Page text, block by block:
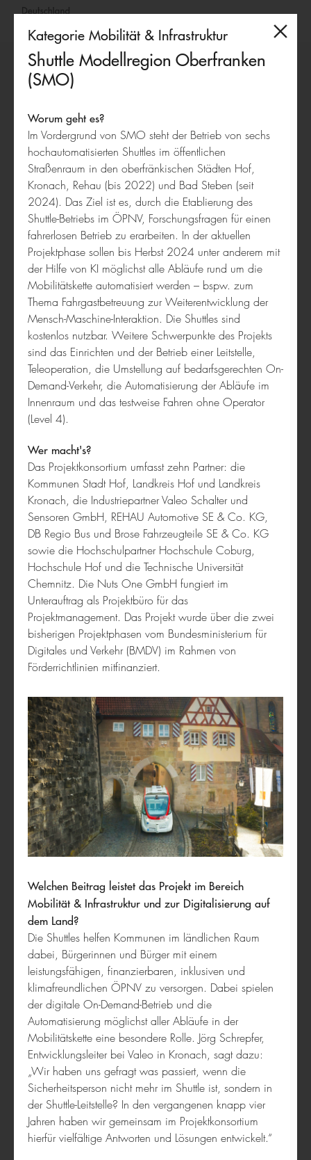
Deutschland
Land
Ideen
Shuttle
Modellregion
Oberfranken
(SMO)
Wettbewerb 2024
Bildung
Discover Beyond Borders
Mobile Scheune
Wissenswerkstatt Schweinfurt e.V.
bring-together
DLRG Trainer-App
Museum Virtuell
Kategorie Mobilität & Infrastruktur
Shuttle Modellregion Oberfranken
(SMO)
Worum geht es?
Im Vordergrund von SMO steht der Betrieb von sechs
hochautomatisierten Shuttles im öffentlichen
Straßenraum in den oberfränkischen Städten Hof,
Kronach, Rehau (bis 2022) und Bad Steben (seit
2024). Das Ziel ist es, durch die Etablierung des
Shuttle-Betriebs im ÖPNV, Forschungsfragen für einen
fahrerlosen Betrieb zu erarbeiten. In der aktuellen
Projektphase sollen bis Herbst 2024 unter anderem mit
der Hilfe von KI möglichst alle Abläufe rund um die
Mobilitätskette automatisiert werden – bspw. zum
Thema Fahrgastbetreuung zur Weiterentwicklung der
Mensch-Maschine-Interaktion. Die Shuttles sind
kostenlos nutzbar. Weitere Schwerpunkte des Projekts
sind das Einrichten und der Betrieb einer Leitstelle,
Teleoperation, die Umstellung auf bedarfsgerechten On-
Demand-Verkehr, die Automatisierung der Abläufe im
Innenraum und das testweise Fahren ohne Operator
(Level 4).
Wer macht's?
Das Projektkonsortium umfasst zehn Partner: die
Kommunen Stadt Hof, Landkreis Hof und Landkreis
Kronach, die Industriepartner Valeo Schalter und
Sensoren GmbH, REHAU Automotive SE & Co. KG,
DB Regio Bus und Brose Fahrzeugteile SE & Co. KG
sowie die Hochschulpartner Hochschule Coburg,
Hochschule Hof und die Technische Universität
Chemnitz. Die Nuts One GmbH fungiert im
Unterauftrag als Projektbüro für das
Projektmanagement. Das Projekt wurde über die zwei
bisherigen Projektphasen vom Bundesministerium für
Digitales und Verkehr (BMDV) im Rahmen von
Förderrichtlinien mitfinanziert.
Welchen Beitrag leistet das Projekt im Bereich
Mobilität & Infrastruktur und zur Digitalisierung auf
dem Land?
Die Shuttles helfen Kommunen im ländlichen Raum
dabei, Bürgerinnen und Bürger mit einem
leistungsfähigen, finanzierbaren, inklusiven und
klimafreundlichen ÖPNV zu versorgen. Dabei spielen
der digitale On-Demand-Betrieb und die
Automatisierung möglichst aller Abläufe in der
Mobilitätskette eine besondere Rolle. Jörg Schrepfer,
Entwicklungsleiter bei Valeo in Kronach, sagt dazu:
„Wir haben uns gefragt was passiert, wenn die
Sicherheitsperson nicht mehr im Shuttle ist, sondern in
der Shuttle-Leitstelle? In den vergangenen knapp vier
Jahren haben wir gemeinsam im Projektkonsortium
hierfür vielfältige Antworten und Lösungen entwickelt.“